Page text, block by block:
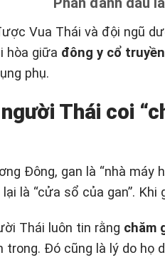
Vua Thái và đội ngũ
hòa giữa đông y cổ
phụ.
Thái coi
Đông, gan là “nhà
là “cửa sổ của gan”.
Thái luôn tin rằng chăm
trong. Đó cũng là lý do họ